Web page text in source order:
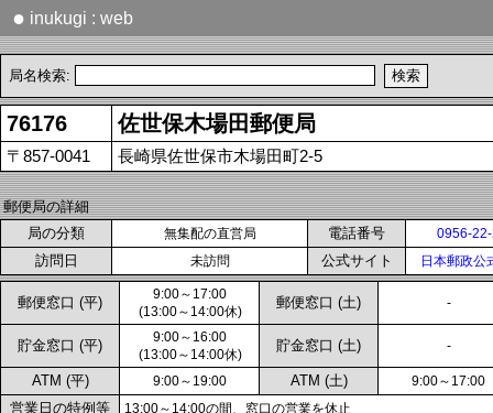
● inukugi : web
局名検索:
76176 佐世保木場田郵便局
〒857-0041 長崎県佐世保市木場田町2-5
郵便局の詳細
局の分類
無集配の直営局 電話番号 0956-
訪問日 未訪問 公式サイト 日本郵政公
郵便窓口 (平)
9:00～17:00
(13:00～14:00休)
郵便窓口 (土) -
貯金窓口 (平)
9:00～16:00
(13:00～14:00休)
貯金窓口 (土) -
ATM (平) 9:00～19:00 ATM (土) 9:00～17:00
営業日の特例等 13:00～14:00の間、窓口の営業を休止